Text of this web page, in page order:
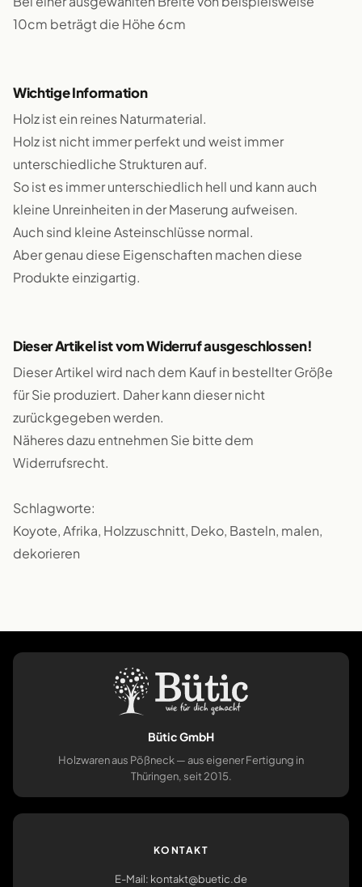
10cm beträgt die Höhe 6cm
Wichtige Information
Holz ist ein reines Naturmaterial.
Holz ist nicht immer perfekt und weist immer
unterschiedliche Strukturen auf.
So ist es immer unterschiedlich hell und kann auch
kleine Unreinheiten in der Maserung aufweisen.
Auch sind kleine Asteinschlüsse normal.
Aber genau diese Eigenschaften machen diese
Produkte einzigartig.
Dieser Artikel ist vom Widerruf ausgeschlossen!
Dieser Artikel wird nach dem Kauf in bestellter Größe
für Sie produziert. Daher kann dieser nicht
zurückgegeben werden.
Näheres dazu entnehmen Sie bitte dem
Widerrufsrecht.
Schlagworte:
Koyote, Afrika, Holzzuschnitt, Deko, Basteln, malen,
dekorieren
Bütic GmbH
Holzwaren aus Pößneck — aus eigener Fertigung in
Thüringen, seit 2015.
KONTAKT
E-Mail: kontakt@buetic.de